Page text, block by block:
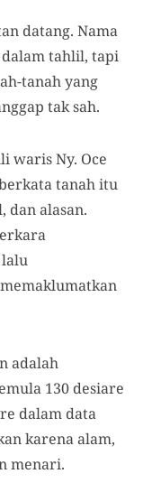
datang. Nama
tahlil, tapi
tanah yang
tak sah.
waris Ny. Oce
tanah itu
dan alasan.
lalu
adalah
130 desiare
dalam data
karena alam,
menari.